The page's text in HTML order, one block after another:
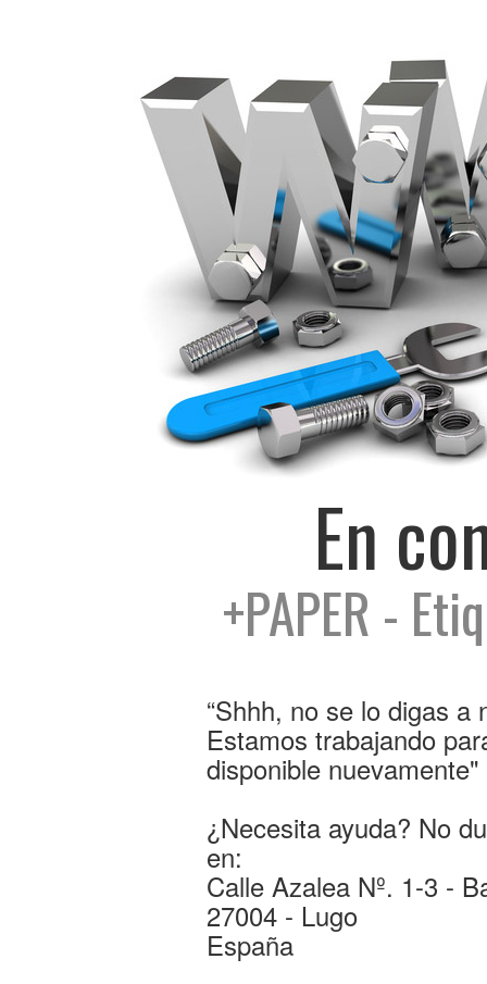
En
+PAPER -
“Shhh, no se lo digas
Estamos trabajando
disponible nuevamente"
¿Necesita ayuda? No
en:
Calle Azalea Nº. 1-3 -
27004 - Lugo
España